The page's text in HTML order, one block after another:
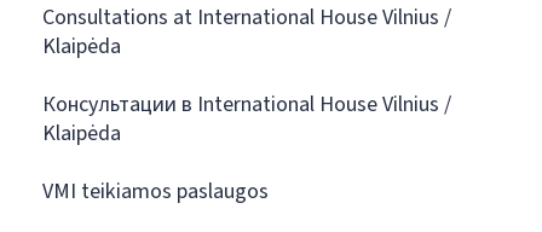
Consultations at International House Vilnius /
Klaipėda
Консультации в International House Vilnius /
Klaipėda
VMI teikiamos paslaugos